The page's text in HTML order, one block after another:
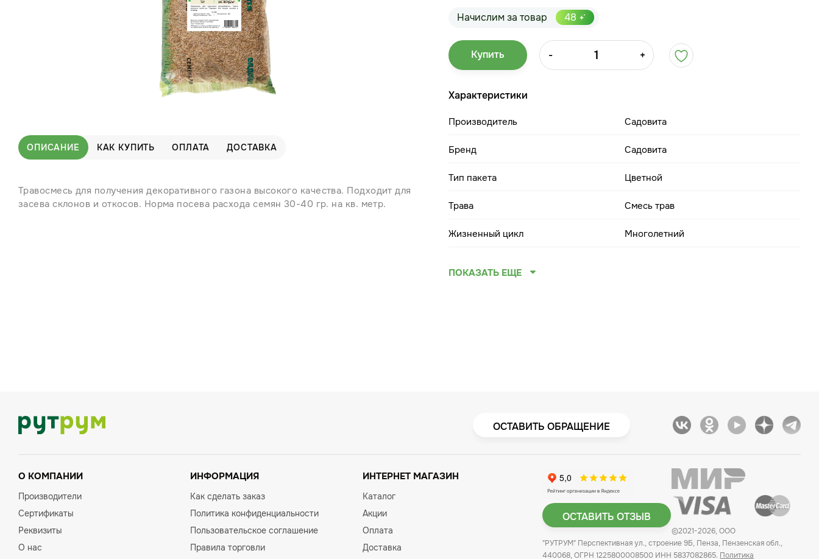
ОПИСАНИЕ КАК КУПИТЬ ОПЛАТА ДОСТАВКА
Травосмесь для получения декоративного газона высокого качества. Подходит для
засева склонов и откосов. Норма посева расхода семян 30-40 гр. на кв. метр.
Начислим за товар 48
Купить - +
Характеристики
Производитель Садовита
Бренд Садовита
Тип пакета Цветной
Трава Смесь трав
Жизненный цикл Многолетний
ПОКАЗАТЬ ЕЩЕ
ОСТАВИТЬ ОБРАЩЕНИЕ
О КОМПАНИИ
Производители
Сертификаты
Реквизиты
О нас
ИНФОРМАЦИЯ
Как сделать заказ
Политика конфиденциальности
Пользовательское соглашение
Правила торговли
ИНТЕРНЕТ МАГАЗИН
Каталог
Акции
Оплата
Доставка
ОСТАВИТЬ ОТЗЫВ
©2021-2026, ООО
"РУТРУМ" Перспективная ул., строение 9Б, Пенза, Пензенская обл.,
440068, ОГРН 1225800008500 ИНН 5837082865. Политика